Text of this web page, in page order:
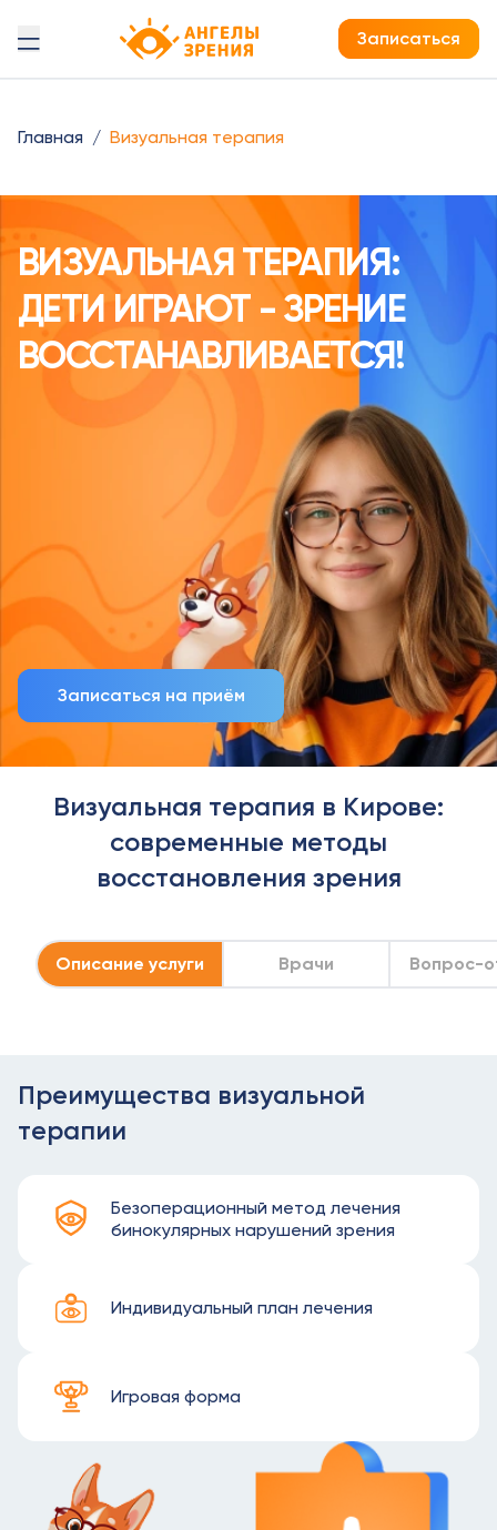
Детская офтальмология Ангелы зрения!
Записаться
Главная / Визуальная терапия
ВИЗУАЛЬНАЯ ТЕРАПИЯ:
ДЕТИ ИГРАЮТ - ЗРЕНИЕ
ВОССТАНАВЛИВАЕТСЯ!
Записаться на приём
Визуальная терапия в Кирове:
современные методы
восстановления зрения
Описание услуги Врачи Вопрос-
Преимущества визуальной
терапии
Безоперационный метод лечения
бинокулярных нарушений зрения
Индивидуальный план лечения
Игровая форма